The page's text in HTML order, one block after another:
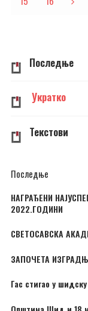
Последње
Укратко
Текстови
Последње
НАГРАЂЕНИ
2022.ГОДИНИ
СВЕТОСАВСКА
ЗАПОЧЕТА
Гас стигао у